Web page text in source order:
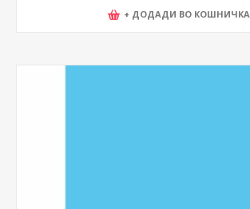
+ ДОДАДИ ВО КОШНИЧКА